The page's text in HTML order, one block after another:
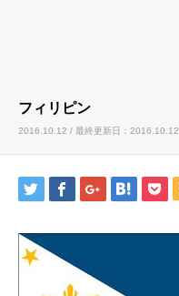
フィリピン
2016.10.12 / 最終更新日：2016.10.12